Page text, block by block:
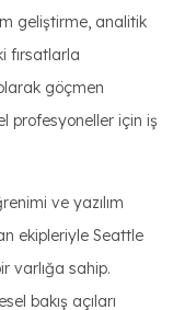
geliştirme, analitik
fırsatlarla
göçmen
profesyoneller için iş
ve yazılım
ekipleriyle Seattle
varlığa sahip.
bakış açıları